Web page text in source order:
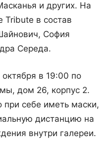
и других. На
Tribute в состав
София
Середа.
в 19:00 по
дом 26, корпус 2.
себе иметь маски,
дистанцию на
внутри галереи.